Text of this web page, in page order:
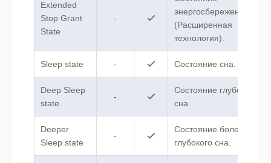
Extended
Stop Grant
State
-
энергосбережения
(Расширенная
технология).
Sleep state - Состояние сна.
Deep Sleep
state
-
Cостояние глубокого
сна.
Deeper
Sleep state
-
Cостояние более
глубокого сна.